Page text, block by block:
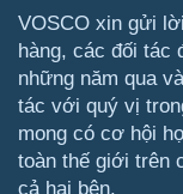
VOSCO xin gửi
hàng, các đối tác
những năm qua
tác với quý vị
mong có cơ hội
toàn thế giới trên
cả hai bên.